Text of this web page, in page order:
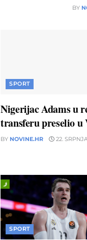
BY
SPORT
Nigerijac Adams u
transferu preselio u
BY NOVINE.HR 22.
SPORT